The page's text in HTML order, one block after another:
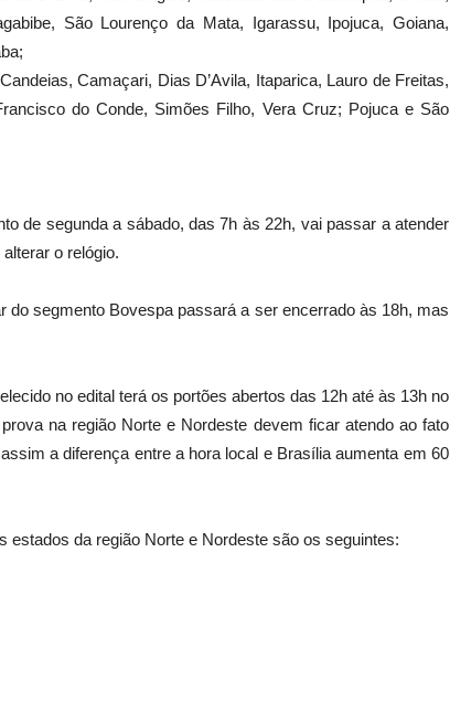
São Lourenço da Mata, Igarassu, Ipojuca, Goiana,
Camaçari, Dias D’Avila, Itaparica, Lauro de Freitas,
do Conde, Simões Filho, Vera Cruz; Pojuca e São
de segunda a sábado, das 7h às 22h, vai passar a atender
o relógio.
do segmento Bovespa passará a ser encerrado às 18h, mas
no edital terá os portões abertos das 12h até às 13h no
na região Norte e Nordeste devem ficar atendo ao fato
a diferença entre a hora local e Brasília aumenta em 60
estados da região Norte e Nordeste são os seguintes: